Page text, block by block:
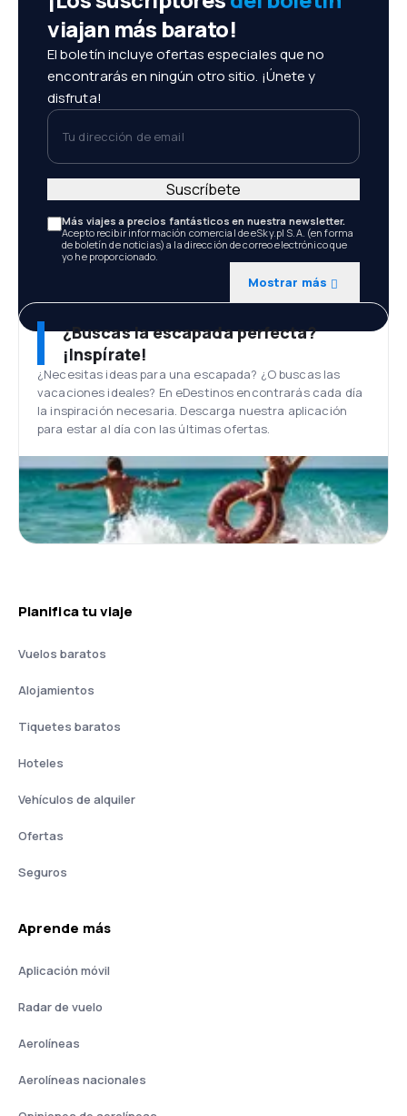
viajan más barato!
El boletín incluye ofertas especiales que no
encontrarás en ningún otro sitio. ¡Únete y
disfruta!
Tu dirección de email
Más viajes a precios fantásticos en nuestra newsletter.
Acepto recibir información comercial de eSky.pl S.A. (en forma
de boletín de noticias) a la dirección de correo electrónico que
yo he proporcionado.
Mostrar más
Suscríbete
¿Buscas la escapada perfecta?
¡Inspírate!
¿Necesitas ideas para una escapada? ¿O buscas las
vacaciones ideales? En eDestinos encontrarás cada día
la inspiración necesaria. Descarga nuestra aplicación
para estar al día con las últimas ofertas.
Planifica tu viaje
Vuelos baratos
Alojamientos
Tiquetes baratos
Hoteles
Vehículos de alquiler
Ofertas
Seguros
Aprende más
Aplicación móvil
Radar de vuelo
Aerolíneas
Aerolíneas nacionales